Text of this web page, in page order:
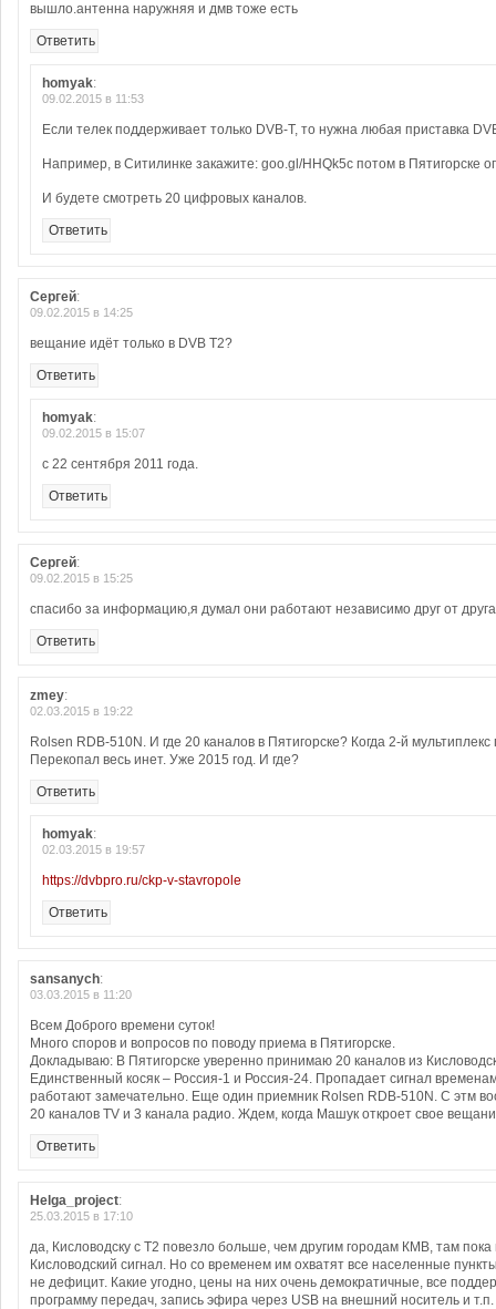
вышло.антенна наружняя и дмв тоже есть
Ответить
homyak:
09.02.2015 в 11:53
Если телек поддерживает только DVB-T, то нужна любая приставка
Например, в Ситилинке закажите: goo.gl/HHQk5c потом в Пятигорске
И будете смотреть 20 цифровых каналов.
Ответить
Сергей:
09.02.2015 в 14:25
вещание идёт только в DVB T2?
Ответить
homyak:
09.02.2015 в 15:07
с 22 сентября 2011 года.
Ответить
Сергей:
09.02.2015 в 15:25
спасибо за информацию,я думал они работают независимо друг от
Ответить
zmey:
02.03.2015 в 19:22
Rolsen RDB-510N. И где 20 каналов в Пятигорске? Когда 2-й мультиплекс
Перекопал весь инет. Уже 2015 год. И где?
Ответить
homyak:
02.03.2015 в 19:57
https://dvbpro.ru/ckp-v-stavropole
Ответить
sansanych:
03.03.2015 в 11:20
Всем Доброго времени суток!
Много споров и вопросов по поводу приема в Пятигорске.
Докладываю: В Пятигорске уверенно принимаю 20 каналов из
Единственный косяк – Россия-1 и Россия-24. Пропадает сигнал
работают замечательно. Еще один приемник Rolsen RDB-510N. С этм
20 каналов TV и 3 канала радио. Ждем, когда Машук откроет свое
Ответить
Helga_project:
25.03.2015 в 17:10
да, Кисловодску с Т2 повезло больше, чем другим городам КМВ, там
Кисловодский сигнал. Но со временем им охватят все населенные
не дефицит. Какие угодно, цены на них очень демократичные, все
программу передач, запись эфира через USB на внешний носитель и